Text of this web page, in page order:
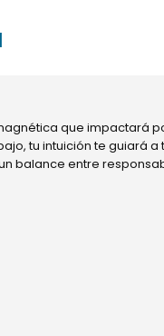
que impactará
tu intuición te guiará
balance entre